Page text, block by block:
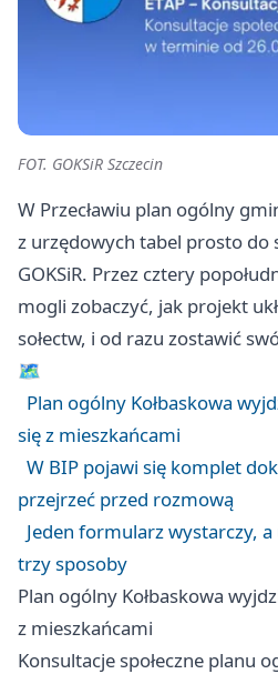
FOT. GOKSiR Szczecin
W Przecławiu plan ogólny
z urzędowych tabel prosto do
GOKSiR. Przez cztery
mogli zobaczyć, jak projekt
sołectw, i od razu zostawić
🗺️
Plan ogólny Kołbaskowa
się z mieszkańcami
W BIP pojawi się komplet
przejrzeć przed rozmową
Jeden formularz wystarczy, a
trzy sposoby
Plan ogólny Kołbaskowa
z mieszkańcami
Konsultacje społeczne planu